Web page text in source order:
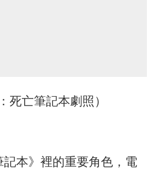
死亡筆記本劇照）
記本》裡的重要角色，電